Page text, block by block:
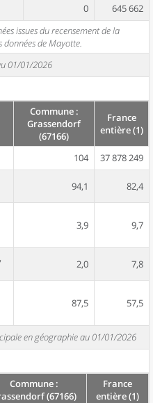
0
645 662
issues du recensement de la
de Mayotte.
01/01/2026
Commune :
Grassendorf
(67166)
France
entière (1)
104
37 878 249
94,1 82,4
3,9 9,7
2,0 7,8
87,5 57,5
en géographie au 01/01/2026
Commune :
(67166)
France
entière (1)